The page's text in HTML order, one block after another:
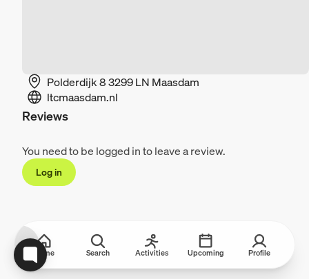
Polderdijk 8 3299 LN Maasdam
ltcmaasdam.nl
Reviews
You need to be logged in to leave a review.
Log in
Home Search Activities Upcoming Profile